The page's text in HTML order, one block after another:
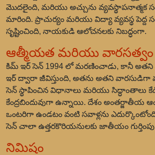
మొదలైంది, మరియు అచ్చును వ్యవస్థాపనాత్మక
మారింది. ప్రాచుర్యం మరియు విద్యా వ్యవస్థ పెద్ద
సృష్టించింది, నాయకుడి ఆలోచనలకు నిబద్ధంగా.
ఆత్మీయత మరియు వారసత్వం
కిమ్ ఇర్ సెన్ 1994 లో మరణించాడు, కానీ
ఇర్ ద్వారా జీవిస్తుంది, అతను అతని
సెన్ స్థాపించిన విధానాలు మరియు సిద్ధాంతాలు
కేంద్రబిందువుగా ఉన్నాయి. దేశం అంతర్జాతీయ
ఒంటరిగా ఉండటం వంటి సవాళ్లను
సెన్ చాలా ఉత్తరకొరియనులకు జాతీయం
నిమిషం